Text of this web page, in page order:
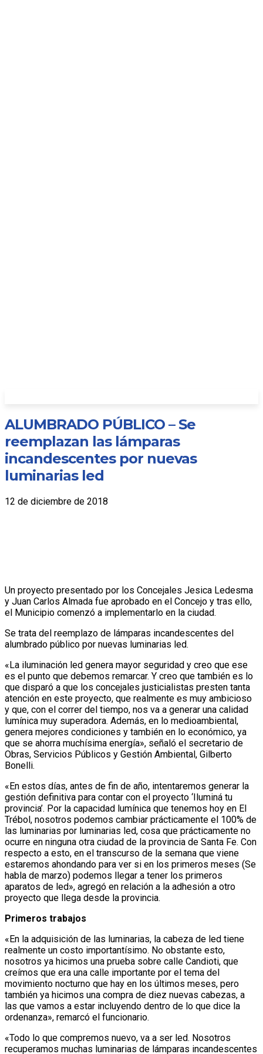
ALUMBRADO PÚBLICO – Se
reemplazan las lámparas
incandescentes por nuevas
luminarias led
12 de diciembre de 2018
Un proyecto presentado por los Concejales Jesica Ledesma
y Juan Carlos Almada fue aprobado en el Concejo y tras ello,
el Municipio comenzó a implementarlo en la ciudad.
Se trata del reemplazo de lámparas incandescentes del
alumbrado público por nuevas luminarias led.
«La iluminación led genera mayor seguridad y creo que ese
es el punto que debemos remarcar. Y creo que también es lo
que disparó a que los concejales justicialistas presten tanta
atención en este proyecto, que realmente es muy ambicioso
y que, con el correr del tiempo, nos va a generar una calidad
lumínica muy superadora. Además, en lo medioambiental,
genera mejores condiciones y también en lo económico, ya
que se ahorra muchísima energía», señaló el secretario de
Obras, Servicios Públicos y Gestión Ambiental, Gilberto
Bonelli.
«En estos días, antes de fin de año, intentaremos generar la
gestión definitiva para contar con el proyecto ‘Iluminá tu
provincia’. Por la capacidad lumínica que tenemos hoy en El
Trébol, nosotros podemos cambiar prácticamente el 100% de
las luminarias por luminarias led, cosa que prácticamente no
ocurre en ninguna otra ciudad de la provincia de Santa Fe. Con
respecto a esto, en el transcurso de la semana que viene
estaremos ahondando para ver si en los primeros meses (Se
habla de marzo) podemos llegar a tener los primeros
aparatos de led», agregó en relación a la adhesión a otro
proyecto que llega desde la provincia.
Primeros trabajos
«En la adquisición de las luminarias, la cabeza de led tiene
realmente un costo importantísimo. No obstante esto,
nosotros ya hicimos una prueba sobre calle Candioti, que
creímos que era una calle importante por el tema del
movimiento nocturno que hay en los últimos meses, pero
también ya hicimos una compra de diez nuevas cabezas, a
las que vamos a estar incluyendo dentro de lo que dice la
ordenanza», remarcó el funcionario.
«Todo lo que compremos nuevo, va a ser led. Nosotros
recuperamos muchas luminarias de lámparas incandescentes